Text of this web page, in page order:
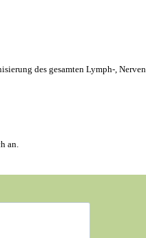
des gesamten Lymph-,
an.